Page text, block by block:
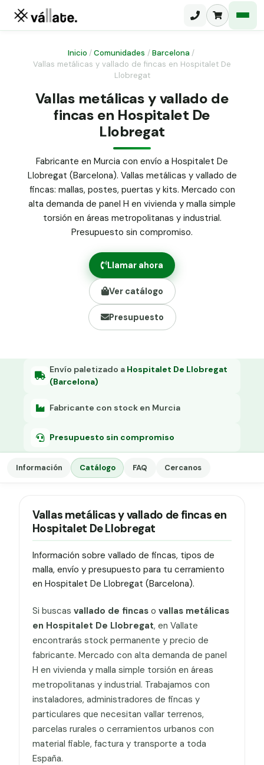
Malla electrosoldada
Malla ganadera
Malla simple torsión
Malla triple torsión
Panel malla H.
Puerta abatible dos hojas
Puerta acceso peatonal
Poste malla Hércules
Poste malla simple torsión
Alambre de espino galvanizado
Alambre liso galvanizado
Malla ocultación 70 g/m² verde
Grapa malla H.
Grapadora
Grapas a-18
Inicio /Comunidades / Barcelona /
Vallas metálicas y vallado de fincas en Hospitalet De
Llobregat
Vallas metálicas y vallado de
fincas en Hospitalet De
Llobregat
Fabricante en Murcia con envío a Hospitalet De
Llobregat (Barcelona). Vallas metálicas y vallado de
fincas: mallas, postes, puertas y kits. Mercado con
alta demanda de panel H en vivienda y malla simple
torsión en áreas metropolitanas y industrial.
Presupuesto sin compromiso.
Llamar ahora
Ver catálogo
Presupuesto
Envío paletizado a Hospitalet De Llobregat
(Barcelona)
Fabricante con stock en Murcia
Presupuesto sin compromiso
Información Catálogo FAQ Cercanos
Vallas metálicas y vallado de fincas en
Hospitalet De Llobregat
Información sobre vallado de fincas, tipos de
malla, envío y presupuesto para tu cerramiento
en Hospitalet De Llobregat (Barcelona).
Si buscas vallado de fincaso vallas metálicas
en Hospitalet De Llobregat, en Vallate
encontrarás stock permanente y precio de
fabricante. Mercado con alta demanda de panel
H en vivienda y malla simple torsión en áreas
metropolitanas y industrial. Trabajamos con
instaladores, administradores de fincas y
particulares que necesitan vallar terrenos,
parcelas rurales o cerramientos urbanos con
material fiable, factura y transporte a toda
España.